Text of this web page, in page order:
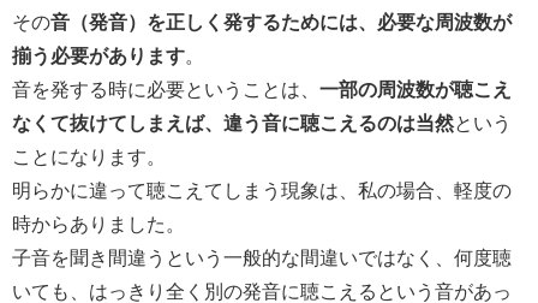
その音（発音）を正しく発するためには、必要な周波数が
揃う必要があります。
音を発する時に必要ということは、 一部の周波数が聴こえ
なくて抜けてしまえば、違う音に聴こえるのは当然という
ことになります。
明らかに違って聴こえてしまう現象は、私の場合、軽度の
時からありました。
子音を聞き間違うという一般的な間違いではなく、何度聴
いても、はっきり全く別の発音に聴こえるという音があっ